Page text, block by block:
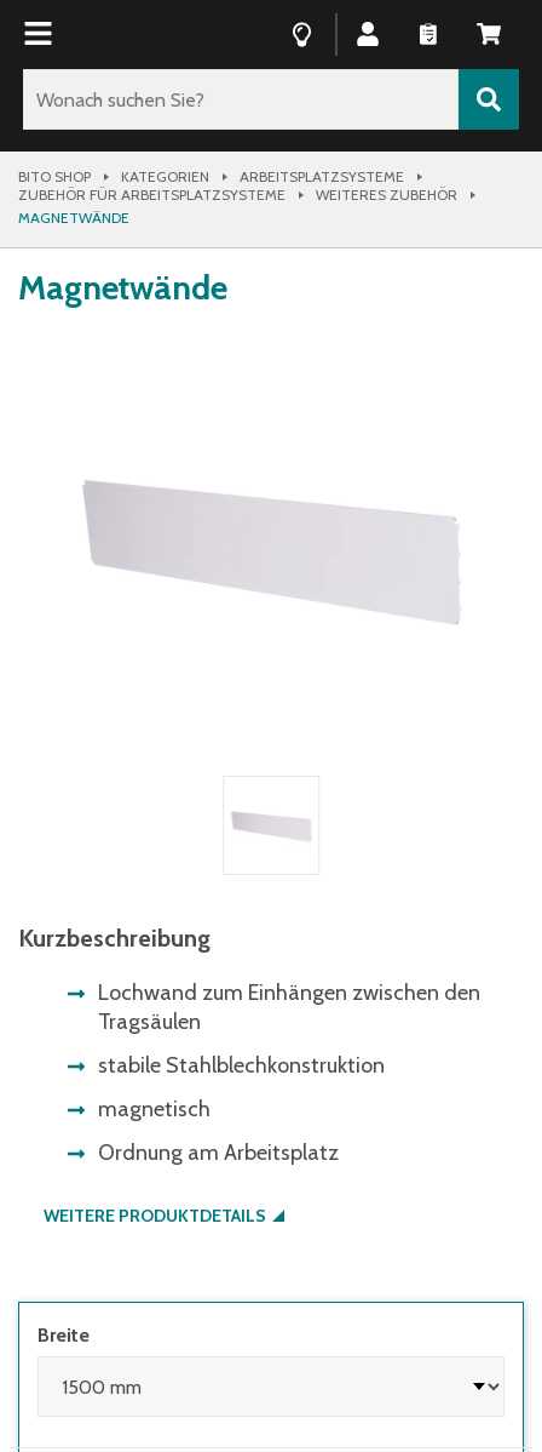
BITO SHOP KATEGORIEN
ARBEITSPLATZSYSTEME
ZUBEHÖR FÜR ARBEITSPLATZSYSTEME
WEITERES ZUBEHÖR
MAGNETWÄNDE
Magnetwände
Kurzbeschreibung
Lochwand zum Einhängen zwischen den
Tragsäulen
stabile Stahlblechkonstruktion
magnetisch
Ordnung am Arbeitsplatz
WEITERE PRODUKTDETAILS
Breite